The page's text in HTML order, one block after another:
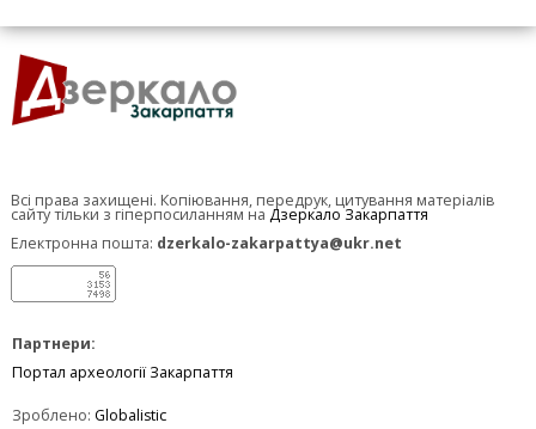
Всі права захищені. Копіювання, передрук, цитування матеріалів
сайту тільки з гіперпосиланням на Дзеркало Закарпаття
Електронна пошта: dzerkalo-zakarpattya@ukr.net
Партнери:
Портал археології Закарпаття
Зроблено: Globalistic